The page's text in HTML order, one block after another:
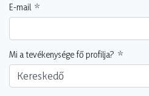
E-mail
Mi a tevékenysége fő profilja?
Kereskedő